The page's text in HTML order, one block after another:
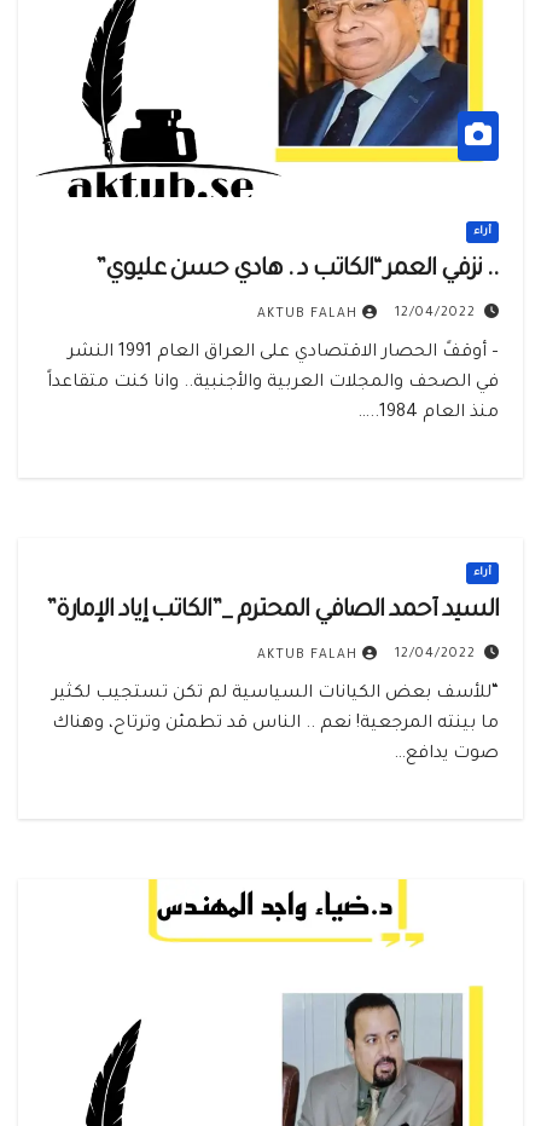
.. نزفي العمر “الكاتب د . هادي حسن عليوي”
12/04/2022
AKTUB FALAH
– أوقفً الحصار الاقتصادي على العراق العام 1991 النشر
في الصحف والمجلات العربية والأجنبية.. وانا كنت متقاعداً
منذ العام 1984..…
السيد أحمد الصافي المحترم _”الكاتب إياد الإمارة”
12/04/2022
AKTUB FALAH
“للأسف بعض الكيانات السياسية لم تكن تستجيب لكثير
ما بينته المرجعية! نعم .. الناس قد تطمئن وترتاح، وهناك
صوت يدافع…